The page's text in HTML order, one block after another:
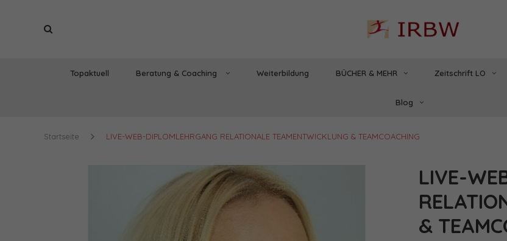
Topaktuell Beratung & Coaching Weiterbildung BÜCHER & MEHR Zeitschrift LO
Blog
Startseite LIVE-WEB-DIPLOMLEHRGANG RELATIONALE TEAMENTWICKLUNG & TEAMCOACHING
LIVE-
&